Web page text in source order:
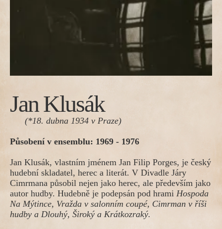
Jan Klusák
(*18. dubna 1934 v Praze)
Působení v ensemblu: 1969 - 1976
Jan Klusák, vlastním jménem Jan Filip Porges, je český
hudební skladatel, herec a literát. V Divadle Járy
Cimrmana působil nejen jako herec, ale především jako
autor hudby. Hudebně je podepsán pod hrami Hospoda
Na Mýtince, Vražda v salonním coupé, Cimrman v říši
hudby a Dlouhý, Široký a Krátkozraký.